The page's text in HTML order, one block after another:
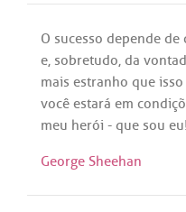
O sucesso depende de
e, sobretudo, da
mais estranho que isso
você estará em
meu herói - que sou eu!
George Sheehan